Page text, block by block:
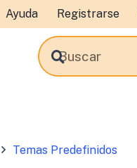
Ayuda Registrarse
Temas Predefinidos